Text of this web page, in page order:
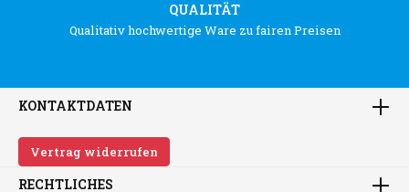
QUALITÄT
Qualitativ hochwertige Ware zu fairen Preisen
KONTAKTDATEN
Vertrag widerrufen
RECHTLICHES